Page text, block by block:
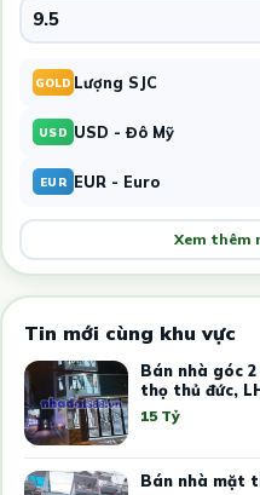
GOLD Lượng SJC
USD USD - Đô Mỹ
EUR EUR - Euro
Xem thêm
Tin mới cùng khu vực
Bán nhà góc
thọ thủ đức,
15 Tỷ
Bán nhà mặt